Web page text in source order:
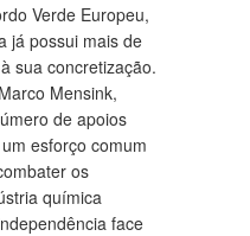
Verde Europeu,
já possui mais de
sua concretização.
Mensink,
de apoios
esforço comum
os
química
face